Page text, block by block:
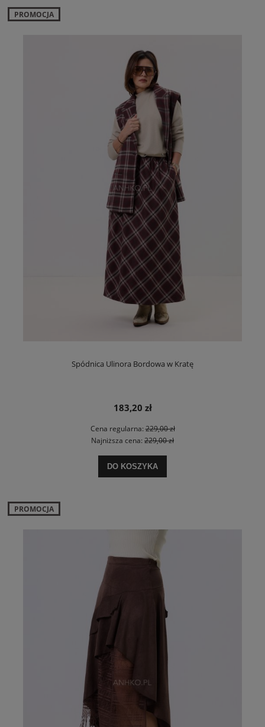
Spódnica Ulinora Bordowa w Kratę
183,20 zł
Cena regularna:229,00 zł
Najniższa cena: 229,00 zł
DO KOSZYKA
PROMOCJA
PROMOCJA